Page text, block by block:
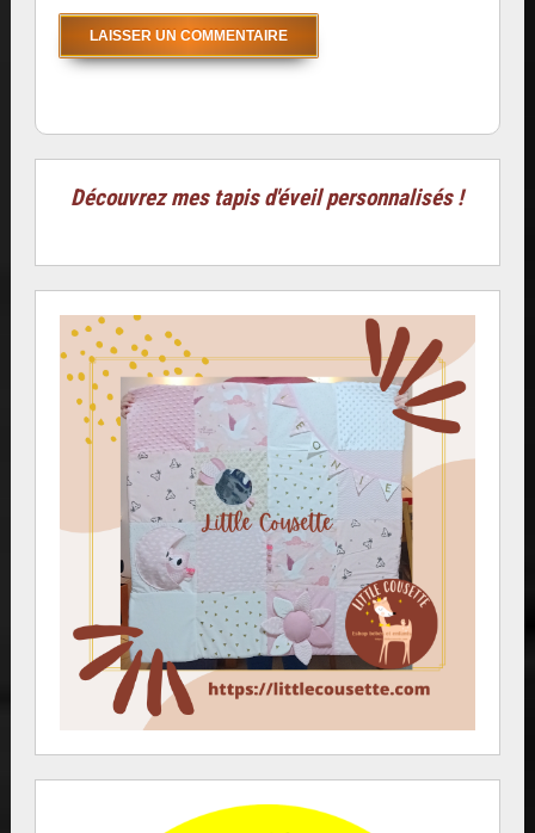
Découvrez mes tapis d'éveil personnalisés !